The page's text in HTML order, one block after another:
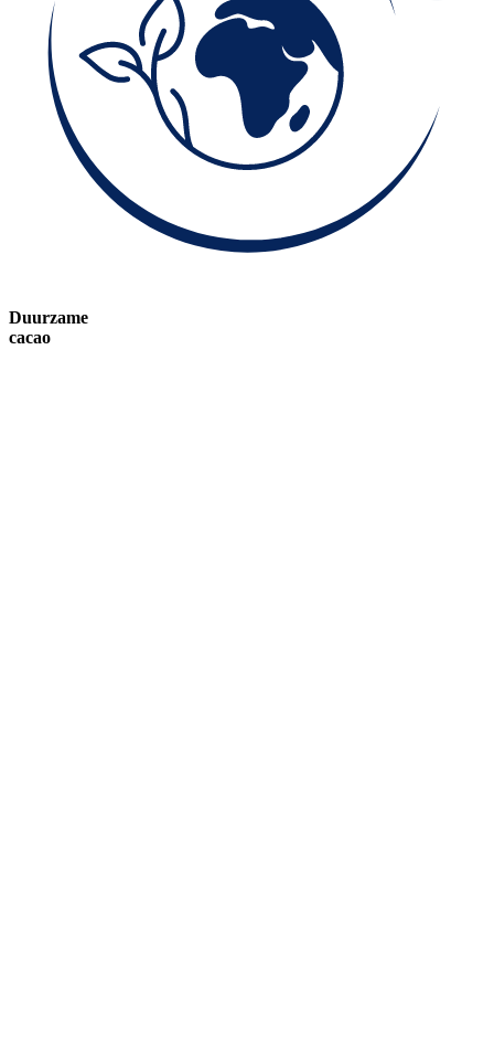
Duurzame
cacao